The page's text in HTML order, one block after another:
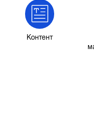
Контент